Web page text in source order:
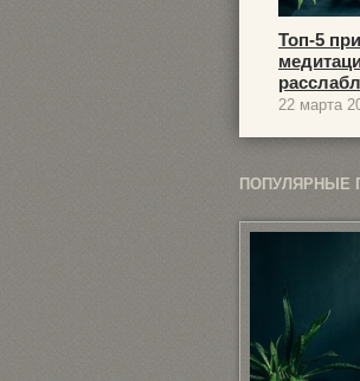
Топ-5
22 марта
ПОПУЛЯРНЫЕ